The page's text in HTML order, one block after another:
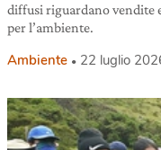
diffusi riguardano vendite
per l’ambiente.
Ambiente 22 luglio